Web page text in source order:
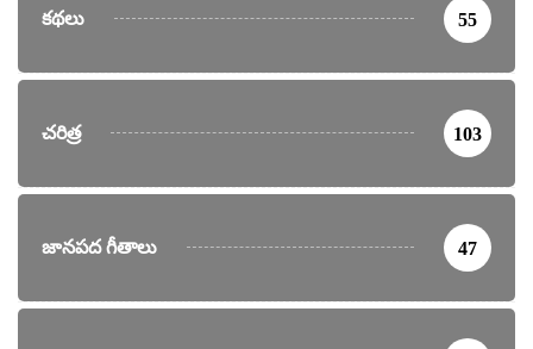
కథలు 55
చరిత్ర 103
జానపద గీతాలు 47